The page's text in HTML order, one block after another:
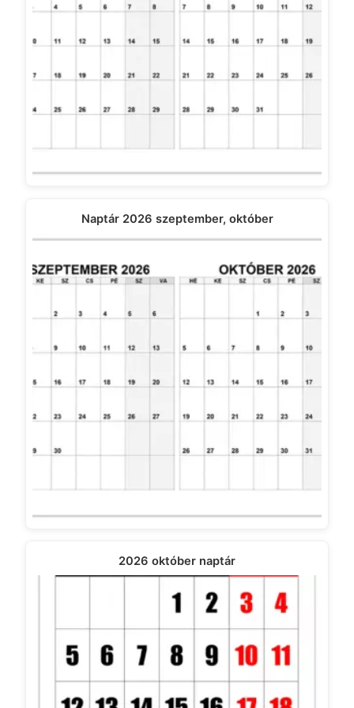
Naptár 2026 szeptember, október
2026 október naptár